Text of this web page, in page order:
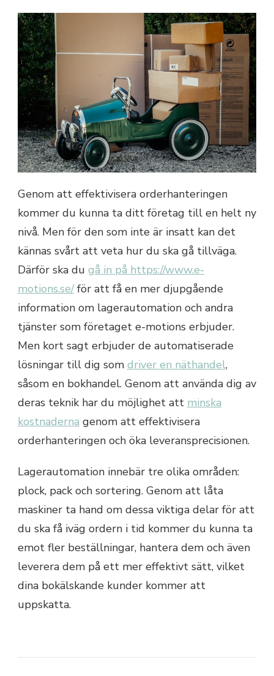
Genom att effektivisera orderhanteringen
kommer du kunna ta ditt företag till en helt ny
nivå. Men för den som inte är insatt kan det
kännas svårt att veta hur du ska gå tillväga.
Därför ska du gå in på https://www.e-
motions.se/ för att få en mer djupgående
information om lagerautomation och andra
tjänster som företaget e-motions erbjuder.
Men kort sagt erbjuder de automatiserade
lösningar till dig som driver en näthandel,
såsom en bokhandel. Genom att använda dig av
deras teknik har du möjlighet att minska
kostnaderna genom att effektivisera
orderhanteringen och öka leveransprecisionen.
Lagerautomation innebär tre olika områden:
plock, pack och sortering. Genom att låta
maskiner ta hand om dessa viktiga delar för att
du ska få iväg ordern i tid kommer du kunna ta
emot fler beställningar, hantera dem och även
leverera dem på ett mer effektivt sätt, vilket
dina bokälskande kunder kommer att
uppskatta.